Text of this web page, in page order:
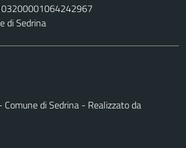
di Sedrina
di Sedrina - Realizzato da